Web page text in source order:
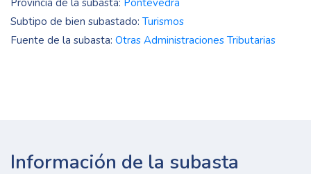
Provincia de la subasta: Pontevedra
Subtipo de bien subastado: Turismos
Fuente de la subasta: Otras Administraciones Tributarias
Información de la subasta